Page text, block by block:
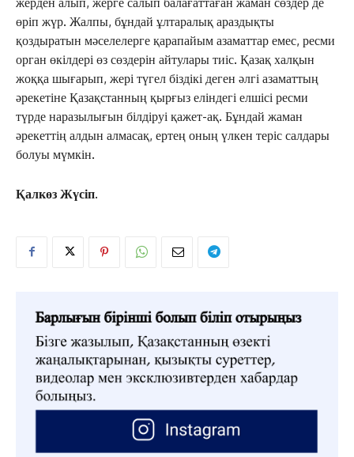
СҰХБАТ
ӘЛЕУМЕТ
ҚҰҚЫҚ
ШЕЖІРЕ
ТЫЛСЫМ
ФОТО ДӘЙЕК
19.7 C Kokshetau
өріп жүр. Жалпы, бұндай ұлтаралық араздықты
қоздыратын мәселелерге қарапайым азаматтар емес, ресми
орган өкілдері өз сөздерін айтулары тиіс. Қазақ халқын
жоққа шығарып, жері түгел біздікі деген әлгі азаматтың
әрекетіне Қазақстанның қырғыз еліндегі елшісі ресми
түрде наразылығын білдіруі қажет-ақ. Бұндай жаман
әрекеттің алдын алмасақ, ертең оның үлкен теріс салдары
болуы мүмкін.
Қалкөз Жүсіп.